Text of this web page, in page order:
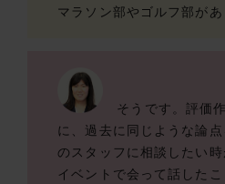
マラソン部やゴルフ部が
そうです。評価
に、過去に同じような論
のスタッフに相談したい
イベントで会って話した